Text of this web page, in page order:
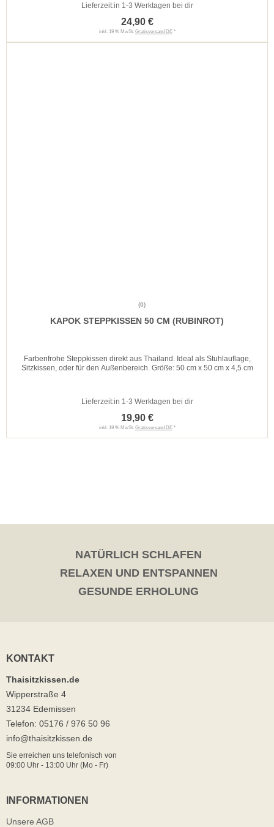
Lieferzeit:in 1-3 Werktagen bei dir
24,90 €
inkl. 19 % MwSt. Gratisversand DE*
(0)
KAPOK STEPPKISSEN 50 CM (RUBINROT)
Farbenfrohe Steppkissen direkt aus Thailand. Ideal als Stuhlauflage,
Sitzkissen, oder für den Außenbereich. Größe: 50 cm x 50 cm x 4,5 cm
Lieferzeit:in 1-3 Werktagen bei dir
19,90 €
inkl. 19 % MwSt. Gratisversand DE*
NATÜRLICH SCHLAFEN
RELAXEN UND ENTSPANNEN
GESUNDE ERHOLUNG
KONTAKT
Thaisitzkissen.de
Wipperstraße 4
31234 Edemissen
Telefon: 05176 / 976 50 96
info@thaisitzkissen.de
Sie erreichen uns telefonisch von
09:00 Uhr - 13:00 Uhr (Mo - Fr)
INFORMATIONEN
Unsere AGB